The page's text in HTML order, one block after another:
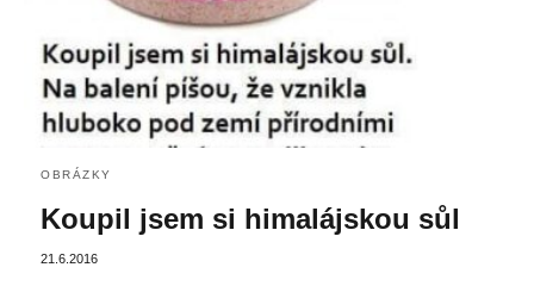
OBRÁZKY
Koupil jsem si himalájskou sůl
21.6.2016